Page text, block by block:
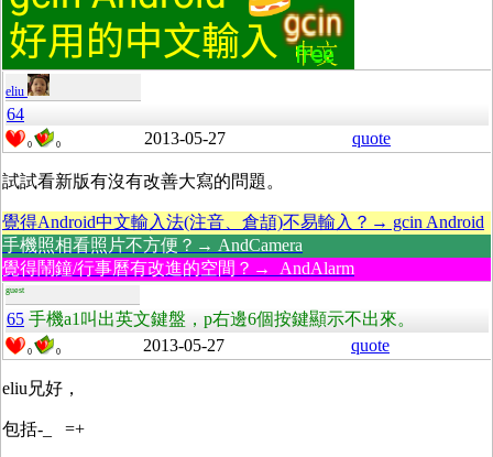
eliu
64
0 0 2013-05-27 quote
試試看新版有沒有改善大寫的問題。
覺得Android中文輸入法(注音、倉頡)不易輸入？→ gcin Android
手機照相看照片不方便？→ AndCamera
覺得鬧鐘/行事曆有改進的空間？→ AndAlarm
guest
65 手機a1叫出英文鍵盤，p右邊6個按鍵顯示不出來。
0 0 2013-05-27 quote
eliu兄好，
包括-_ =+